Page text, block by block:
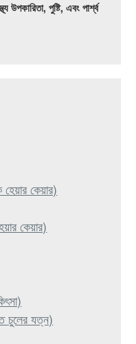
উপকারিতা, পুষ্টি, এবং পার্শ্ব
কেয়ার)
কেয়ার)
যত্ন)